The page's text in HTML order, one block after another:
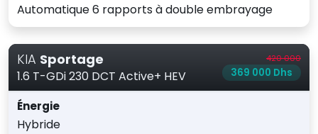
Automatique 6 rapports à double embrayage
KIA Sportage
1.6 T-GDi 230 DCT Active+ HEV
420 000
369 000 Dhs
Énergie
Hybride